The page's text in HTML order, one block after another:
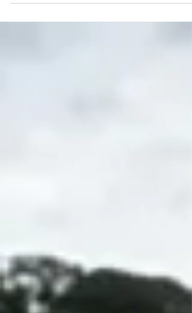
の企画・編集・制作を行いました。